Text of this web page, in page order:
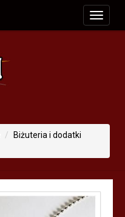
toggle
Biżuteria i dodatki